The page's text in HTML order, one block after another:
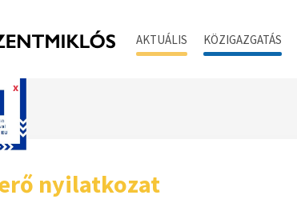
AKTUÁLIS KÖZIGAZGATÁS
x
nyilatkozat